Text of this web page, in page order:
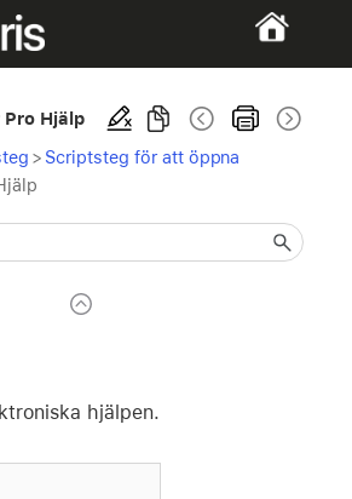
Hjälp
> Scriptsteg för att öppna
hjälpen.